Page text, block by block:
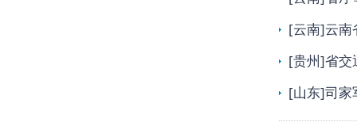
[云南]云南
[贵州]省交
[山东]司家